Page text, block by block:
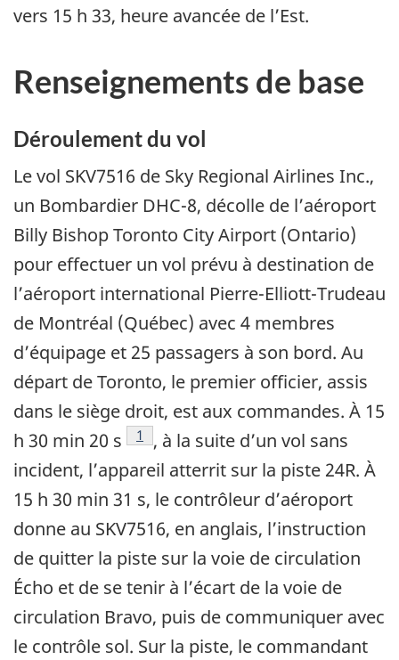
vers 15 h 33, heure avancée de l’Est.
Renseignements de base
Déroulement du vol
Le vol SKV7516 de Sky Regional Airlines Inc.,
un Bombardier DHC-8, décolle de l’aéroport
Billy Bishop Toronto City Airport (Ontario)
pour effectuer un vol prévu à destination de
l’aéroport international Pierre-Elliott-Trudeau
de Montréal (Québec) avec 4 membres
d’équipage et 25 passagers à son bord. Au
départ de Toronto, le premier officier, assis
dans le siège droit, est aux commandes. À 15
h 30 min 20 s
Note de bas de page
1
, à la suite d’un vol sans
incident, l’appareil atterrit sur la piste 24R. À
15 h 30 min 31 s, le contrôleur d’aéroport
donne au SKV7516, en anglais, l’instruction
de quitter la piste sur la voie de circulation
Écho et de se tenir à l’écart de la voie de
circulation Bravo, puis de communiquer avec
le contrôle sol. Sur la piste, le commandant